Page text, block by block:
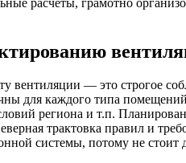
вентиляции — это строгое
для каждого типа
региона и т.п.
трактовка правил и
системы, потому не стоит